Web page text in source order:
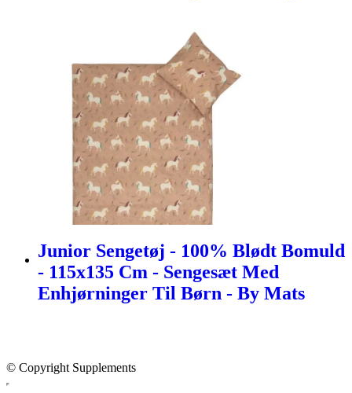
Junior Sengetøj - 100% Blødt Bomuld
- 115x135 Cm - Sengesæt Med
Enhjørninger Til Børn - By Mats
© Copyright Supplements